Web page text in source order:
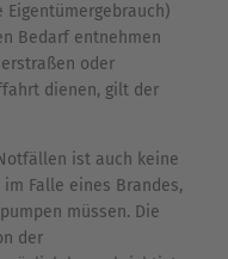
Bedarf entnehmen
oder
dienen, gilt der
ist auch keine
Falle eines Brandes,
müssen. Die
der